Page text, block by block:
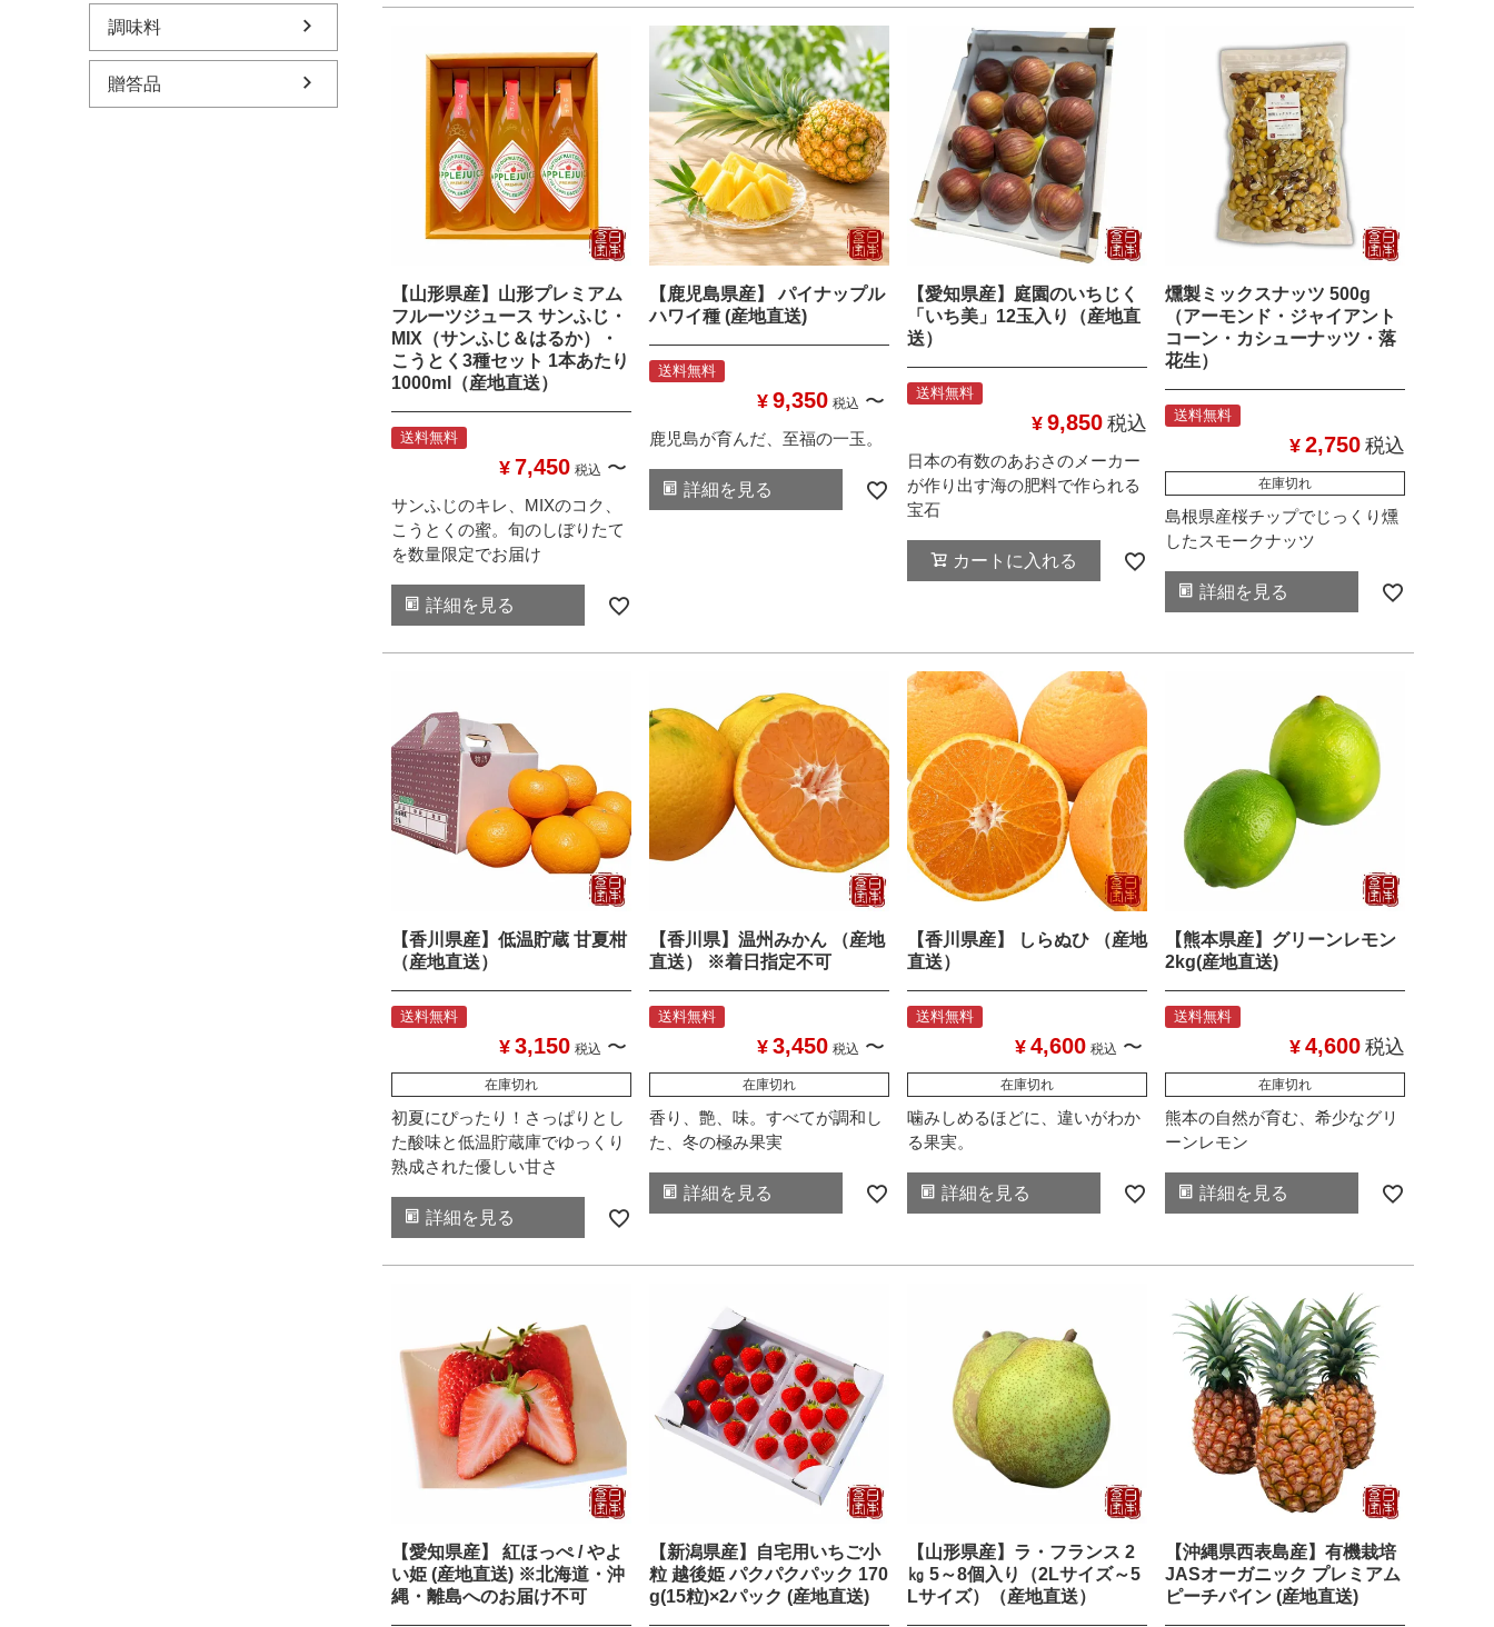
調味料
贈答品
【山形県産】山形プレミアム
フルーツジュース サンふじ・
MIX（サンふじ＆はるか）・
こうとく3種セット 1本あたり
1000ml（産地直送）
送料無料
¥ 7,450 税込 〜
サンふじのキレ、MIXのコク、
こうとくの蜜。旬のしぼりたて
を数量限定でお届け
詳細を見る
【鹿児島県産】 パイナップル
ハワイ種 (産地直送)
送料無料
¥ 9,350 税込 〜
鹿児島が育んだ、至福の一玉。
詳細を見る
【愛知県産】庭園のいちじく
「いち美」12玉入り（産地直
送）
送料無料
¥ 9,850 税込
日本の有数のあおさのメーカー
が作り出す海の肥料で作られる
宝石
カートに入れる
燻製ミックスナッツ 500g
（アーモンド・ジャイアント
コーン・カシューナッツ・落
花生）
送料無料
¥ 2,750 税込
在庫切れ
島根県産桜チップでじっくり燻
したスモークナッツ
詳細を見る
【香川県産】低温貯蔵 甘夏柑
（産地直送）
送料無料
¥ 3,150 税込 〜
在庫切れ
初夏にぴったり！さっぱりとし
た酸味と低温貯蔵庫でゆっくり
熟成された優しい甘さ
詳細を見る
【香川県】温州みかん （産地
直送） ※着日指定不可
送料無料
¥ 3,450 税込 〜
在庫切れ
香り、艶、味。すべてが調和し
た、冬の極み果実
詳細を見る
【香川県産】 しらぬひ （産地
直送）
送料無料
¥ 4,600 税込 〜
在庫切れ
噛みしめるほどに、違いがわか
る果実。
詳細を見る
【熊本県産】グリーンレモン
2kg(産地直送)
送料無料
¥ 4,600 税込
在庫切れ
熊本の自然が育む、希少なグリ
ーンレモン
詳細を見る
【愛知県産】 紅ほっぺ / やよ
い姫 (産地直送) ※北海道・沖
縄・離島へのお届け不可
【新潟県産】自宅用いちご小
粒 越後姫 パクパクパック 170
g(15粒)×2パック (産地直送)
【山形県産】ラ・フランス 2
㎏ 5～8個入り（2Lサイズ～5
Lサイズ）（産地直送）
【沖縄県西表島産】有機栽培
JASオーガニック プレミアム
ピーチパイン (産地直送)